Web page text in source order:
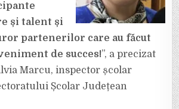
și talent și
partenerilor care au făcut
de succes!”, a precizat
Marcu, inspector școlar
Școlar Județean